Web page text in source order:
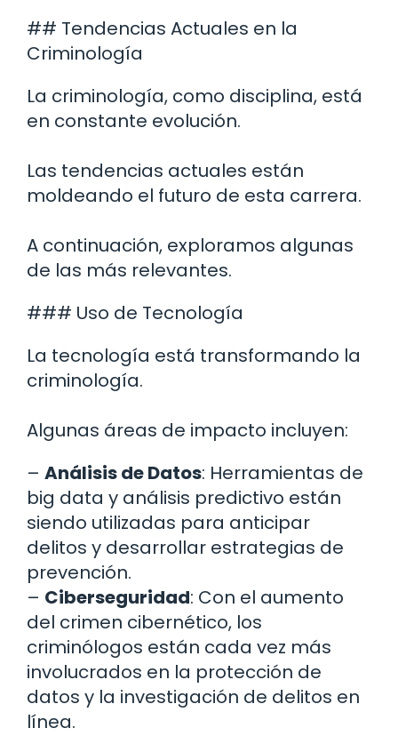
## Tendencias Actuales en la
Criminología
La criminología, como disciplina, está
en constante evolución.
Las tendencias actuales están
moldeando el futuro de esta carrera.
A continuación, exploramos algunas
de las más relevantes.
### Uso de Tecnología
La tecnología está transformando la
criminología.
Algunas áreas de impacto incluyen:
– Análisis de Datos: Herramientas de
big data y análisis predictivo están
siendo utilizadas para anticipar
delitos y desarrollar estrategias de
prevención.
– Ciberseguridad: Con el aumento
del crimen cibernético, los
criminólogos están cada vez más
involucrados en la protección de
datos y la investigación de delitos en
línea.